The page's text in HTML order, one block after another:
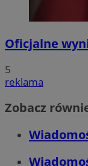
Oficjalne
5
reklama
Zobacz